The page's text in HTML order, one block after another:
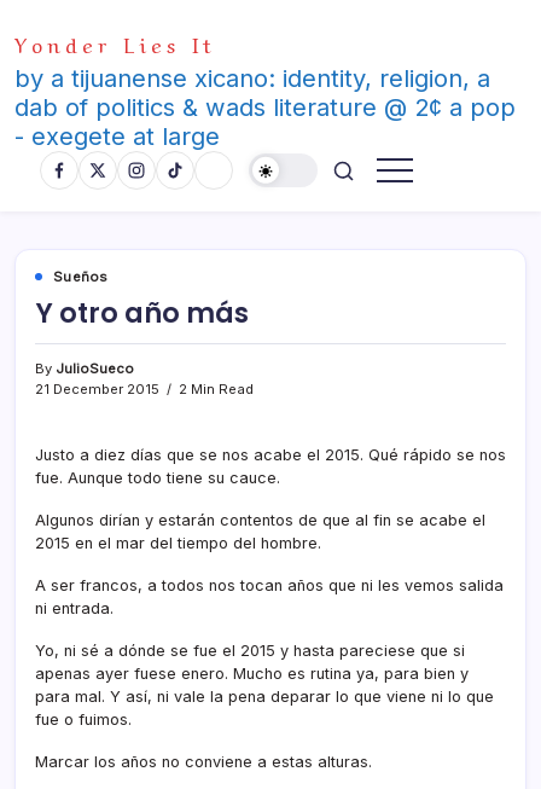
to
content
Yonder Lies It
by a tijuanense xicano: identity, religion, a
dab of politics & wads literature @ 2¢ a pop
- exegete at large
Sueños
Y otro año más
By JulioSueco
21 December 2015
2 Min Read
Justo a diez dí­as que se nos acabe el 2015. Qué rápido se nos
fue. Aunque todo tiene su cauce.
Algunos dirí­an y estarán contentos de que al fin se acabe el
2015 en el mar del tiempo del hombre.
A ser francos, a todos nos tocan años que ni les vemos salida
ni entrada.
Yo, ni sé a dónde se fue el 2015 y hasta pareciese que si
apenas ayer fuese enero. Mucho es rutina ya, para bien y
para mal. Y así­, ni vale la pena deparar lo que viene ni lo que
fue o fuimos.
Marcar los años no conviene a estas alturas.